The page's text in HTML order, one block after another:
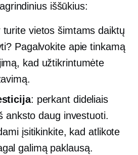
iššūkius:
turite vietos šimtams daiktų
Pagalvokite apie tinkamą
kad užtikrintumėte
: perkant dideliais
anksto daug investuoti.
įsitikinkite, kad atlikote
galimą paklausą.